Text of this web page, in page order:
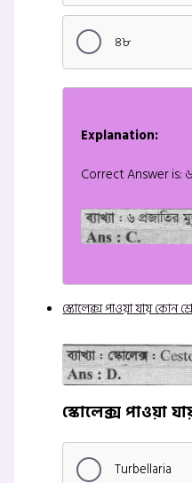
৪৮
Explanation:
Correct Answer is: ৬
স্কোলেক্স পাওয়া যায় কোন
স্কোলেক্স পাওয়া
Turbellaria